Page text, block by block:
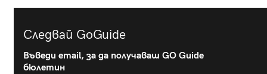
Следвай GoGuide
Въведи email, за да получаваш GO Guide
бюлетин